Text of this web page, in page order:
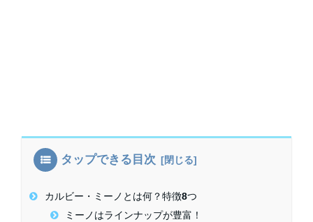
タップできる目次
カルビー・ミーノとは何？特徴8つ
ミーノはラインナップが豊富！